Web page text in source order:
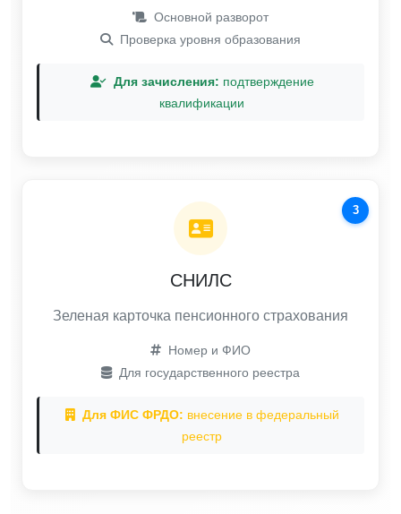
Основной разворот
Проверка уровня образования
Для зачисления: подтверждение
квалификации
3
СНИЛС
Зеленая карточка пенсионного страхования
Номер и ФИО
Для государственного реестра
Для ФИС ФРДО: внесение в федеральный
реестр